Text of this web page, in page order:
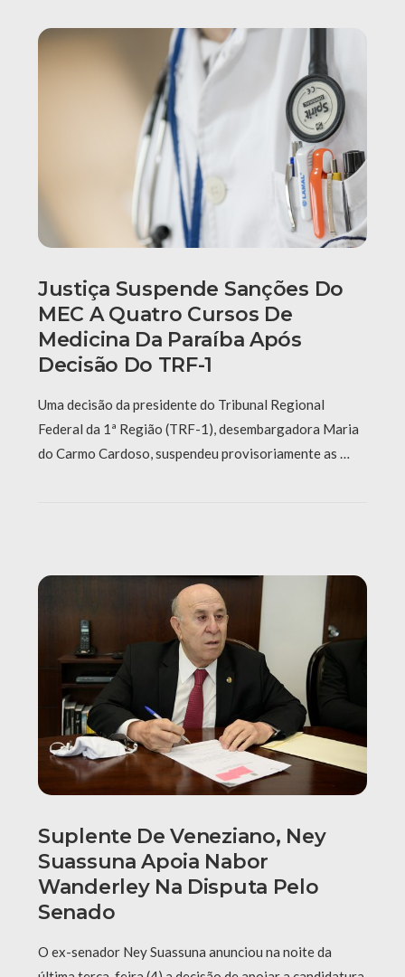
Justiça Suspende Sanções Do
MEC A Quatro Cursos De
Medicina Da Paraíba Após
Decisão Do TRF-1
Uma decisão da presidente do Tribunal Regional
Federal da 1ª Região (TRF-1), desembargadora Maria
do Carmo Cardoso, suspendeu provisoriamente as …
Suplente De Veneziano, Ney
Suassuna Apoia Nabor
Wanderley Na Disputa Pelo
Senado
O ex-senador Ney Suassuna anunciou na noite da